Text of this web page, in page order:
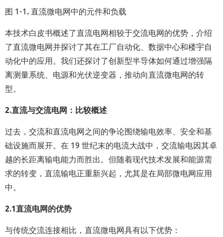
图 1-1 . 直流微电网中的元件和负载
本技术白皮书概述了直流电网相较于交流电网的优势，介绍
了直流微电网并探讨了其在工厂自动化、数据中心和楼宇自
动化中的应用。我们还探讨了创新型半导体如何通过增强隔
离测量系统、电源和光伏逆变器，推动向直流微电网的转
型。
2.直流与交流电网：比较概述
过去，交流和直流电网之间的争论围绕输电效率、安全和基
础设施而展开。在 19 世纪末的电流大战中，交流输电因其卓
越的长距离输电能力而胜出。但随着现代技术发展和能源需
求的转变，直流输电正重新兴起，尤其是在局部微电网应用
中。
2.1直流电网的优势
与传统交流连接相比，直流微电网具有以下优势：